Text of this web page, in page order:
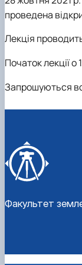
Успішні
проведена
Лекція
Початок лекції о
Запрошуються
Факультет